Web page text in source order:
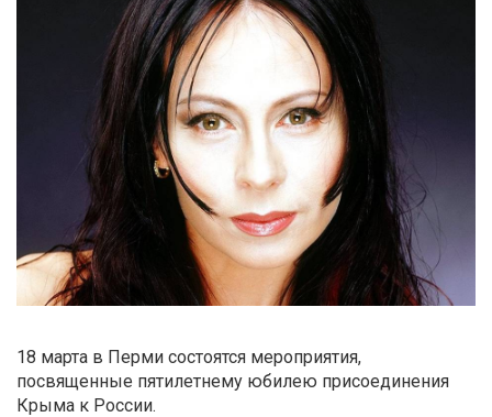
18 марта в Перми состоятся мероприятия,
посвященные пятилетнему юбилею присоединения
Крыма к России.